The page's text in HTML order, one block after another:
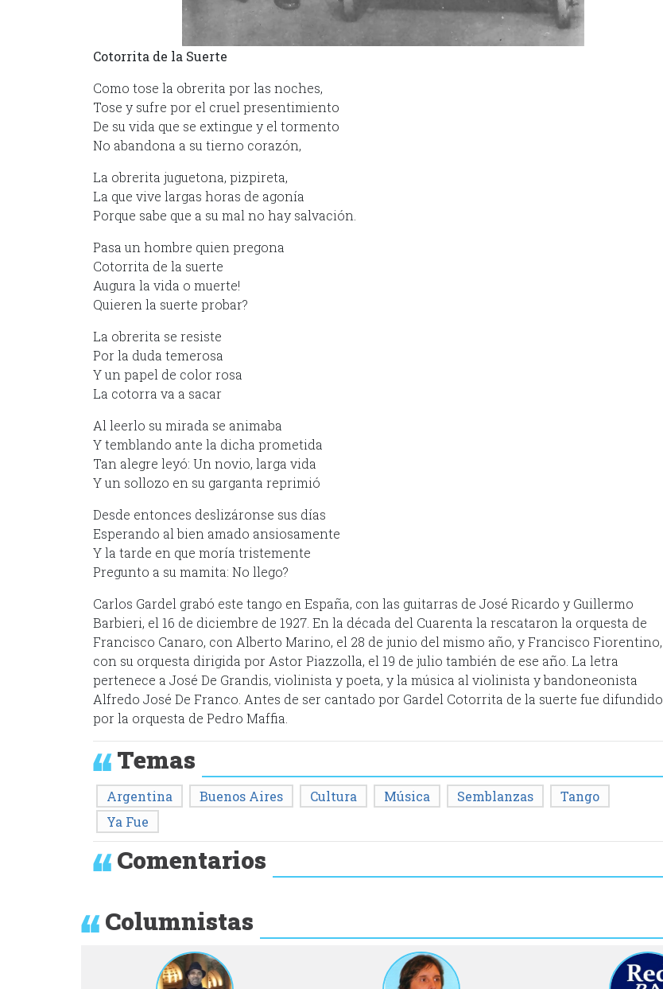
Cotorrita de la Suerte
Como tose la obrerita por las noches,
Tose y sufre por el cruel presentimiento
De su vida que se extingue y el tormento
No abandona a su tierno corazón,
La obrerita juguetona, pizpireta,
La que vive largas horas de agonía
Porque sabe que a su mal no hay salvación.
Pasa un hombre quien pregona
Cotorrita de la suerte
Augura la vida o muerte!
Quieren la suerte probar?
La obrerita se resiste
Por la duda temerosa
Y un papel de color rosa
La cotorra va a sacar
Al leerlo su mirada se animaba
Y temblando ante la dicha prometida
Tan alegre leyó: Un novio, larga vida
Y un sollozo en su garganta reprimió
Desde entonces deslizáronse sus días
Esperando al bien amado ansiosamente
Y la tarde en que moría tristemente
Pregunto a su mamita: No llego?
Carlos Gardel grabó este tango en España, con las guitarras de José Ricardo y Guillermo
Barbieri, el 16 de diciembre de 1927. En la década del Cuarenta la rescataron la orquesta de
Francisco Canaro, con Alberto Marino, el 28 de junio del mismo año, y Francisco Fiorentino,
con su orquesta dirigida por Astor Piazzolla, el 19 de julio también de ese año. La letra
pertenece a José De Grandis, violinista y poeta, y la música al violinista y bandoneonista
Alfredo José De Franco. Antes de ser cantado por Gardel Cotorrita de la suerte fue difundido
por la orquesta de Pedro Maffia.
Temas
Argentina Buenos Aires Cultura Música Semblanzas
Tango
Ya Fue
Comentarios
Columnistas